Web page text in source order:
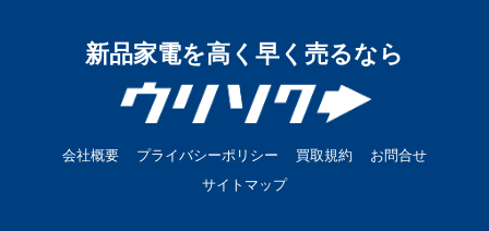
新品家電を高く早く売るなら
会社概要 プライバシーポリシー 買取規約
お問合せ
サイトマップ